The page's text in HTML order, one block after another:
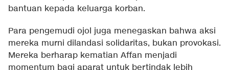
bantuan kepada keluarga korban.
Para pengemudi ojol juga menegaskan bahwa aksi
mereka murni dilandasi solidaritas, bukan provokasi.
Mereka berharap kematian Affan menjadi